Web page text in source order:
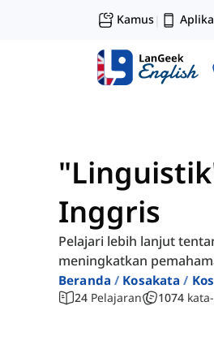
Kamus|
Inggris
Pelajari lebih lanjut
meningkatkan
Beranda Kosakata
24 Pelajaran 1074